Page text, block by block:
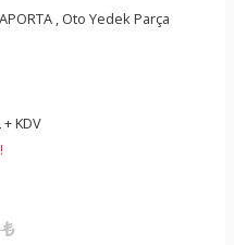
, Oto Yedek Parça
KDV